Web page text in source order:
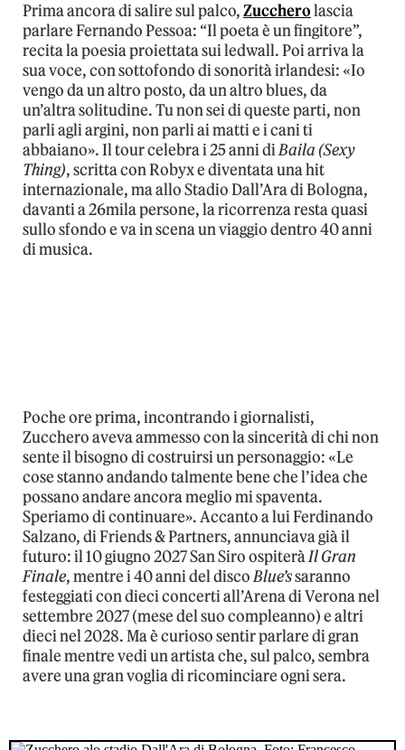
Prima ancora di salire sul palco,Zuccherolascia
parlare Fernando Pessoa: “Il poeta è un fingitore”,
recita la poesia proiettata sui ledwall. Poi arriva la
sua voce, con sottofondo di sonorità irlandesi: «Io
vengo da un altro posto, da un altro blues, da
un’altra solitudine. Tu non sei di queste parti, non
parli agli argini, non parli ai matti e i cani ti
abbaiano». Il tour celebra i 25 anni diBaila (Sexy
Thing), scritta con Robyx e diventata una hit
internazionale, ma allo Stadio Dall’Ara di Bologna,
davanti a 26mila persone, la ricorrenza resta quasi
sullo sfondo e va in scena un viaggio dentro 40 anni
di musica.
Poche ore prima, incontrando i giornalisti,
Zucchero aveva ammesso con la sincerità di chi non
sente il bisogno di costruirsi un personaggio: «Le
cose stanno andando talmente bene che l’idea che
possano andare ancora meglio mi spaventa.
Speriamo di continuare». Accanto a lui Ferdinando
Salzano, di Friends & Partners, annunciava già il
futuro: il 10 giugno 2027 San Siro ospiteràIl Gran
Finale, mentre i 40 anni del discoBlue’ssaranno
festeggiati con dieci concerti all’Arena di Verona nel
settembre 2027 (mese del suo compleanno) e altri
dieci nel 2028. Ma è curioso sentir parlare di gran
finale mentre vedi un artista che, sul palco, sembra
avere una gran voglia di ricominciare ogni sera.